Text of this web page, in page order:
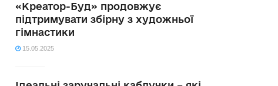
«Креатор-Буд» продовжує
підтримувати збірну з художньої
гімнастики
15.05.2025